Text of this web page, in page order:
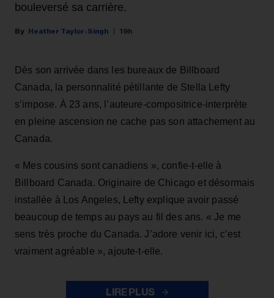
bouleversé sa carrière.
Heather Taylor-Singh 19h
Dès son arrivée dans les bureaux de Billboard
Canada, la personnalité pétillante de Stella Lefty
s’impose. À 23 ans, l’auteure-compositrice-interprète
en pleine ascension ne cache pas son attachement au
Canada.
« Mes cousins sont canadiens », confie-t-elle à
Billboard Canada. Originaire de Chicago et désormais
installée à Los Angeles, Lefty explique avoir passé
beaucoup de temps au pays au fil des ans. « Je me
sens très proche du Canada. J’adore venir ici, c’est
vraiment agréable », ajoute-t-elle.
LIRE PLUS